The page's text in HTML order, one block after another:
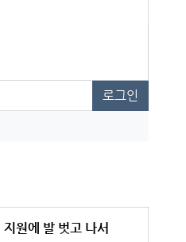
로그인
원에 발 벗고 나서